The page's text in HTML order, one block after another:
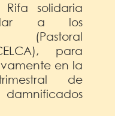
solidaria
a los
(Pastoral
para
en la
de